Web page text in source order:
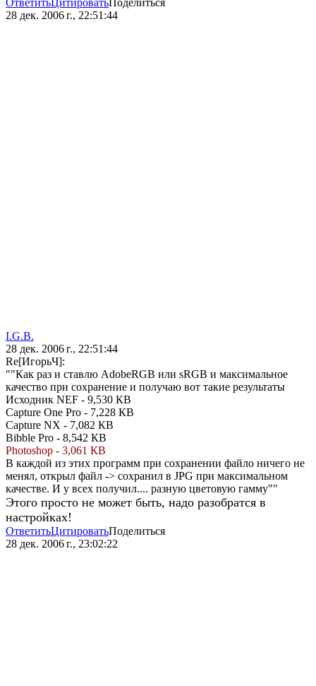
Ответить Цитировать Поделиться
28 дек. 2006 г., 22:51:44
I.G.B.
28 дек. 2006 г., 22:51:44
Re[ИгорьЧ]:
""Как раз и ставлю AdobeRGB или sRGB и максимальное
качество при сохранение и получаю вот такие результаты
Исходник NEF - 9,530 КВ
Capture One Pro - 7,228 КВ
Capture NX - 7,082 КВ
Bibble Pro - 8,542 КВ
Photoshop - 3,061 КВ
В каждой из этих программ при сохранении файло ничего не
менял, открыл файл -> сохранил в JPG при максимальном
качестве. И у всех получил.... разную цветовую гамму""
Этого просто не может быть, надо разобратся в
настройках!
ОтветитьЦитироватьПоделиться
28 дек. 2006 г., 23:02:22